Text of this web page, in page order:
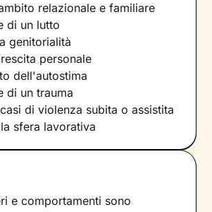
relazionale e familiare
di un lutto
genitorialità
personale
dell'autostima
di un trauma
di violenza subita o assistita
sfera lavorativa
e comportamenti sono